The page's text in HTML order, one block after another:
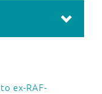
ex-RAF-